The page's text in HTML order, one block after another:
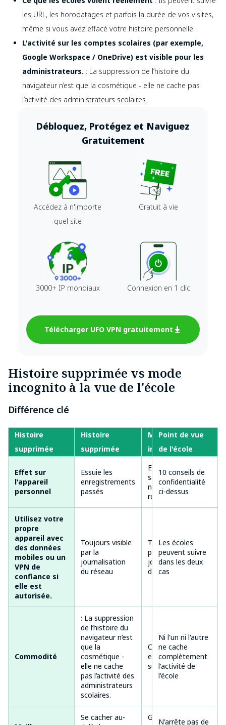
les URL, les horodatages et parfois la durée de vos visites,
même si vous avez effacé votre histoire personnelle.
L'activité sur les comptes scolaires (par exemple,
Google Workspace / OneDrive) est visible pour les
administrateurs. : La suppression de l’histoire du
navigateur n’est que la cosmétique - elle ne cache pas
l’activité des administrateurs scolaires.
Débloquez, Protégez et Naviguez
Gratuitement
Accédez à n'importe
quel site
Gratuit à vie
3000+ IP mondiaux Connexion en 1 clic
Télécharger UFO VPN gratuitement
Histoire supprimée vs mode
incognito à la vue de l'école
Différence clé
Histoire
supprimée
Histoire
supprimée
Mode
incognito
Point de vue
de l'école
Effet sur
l'appareil
personnel
Essuie les
enregistrements
passés
Empêche la
sauvegarde de
nouveaux
records
10 conseils de
confidentialité
ci-dessus
Utilisez votre
propre
appareil avec
des données
mobiles ou un
VPN de
confiance si
elle est
autorisée.
Toujours visible
par la
journalisation
du réseau
Toujours visible
par la
journalisation
du réseau
Les écoles
peuvent suivre
dans les deux
cas
Commodité
: La suppression
de l’histoire du
navigateur n’est
que la
cosmétique -
elle ne cache
pas l’activité des
administrateurs
scolaires.
Confidentialité
en temps réel
sur l'appareil
Ni l'un ni l'autre
ne cache
complètement
l'activité de
l'école
Se cacher au-
Garder la
N'arrête pas de